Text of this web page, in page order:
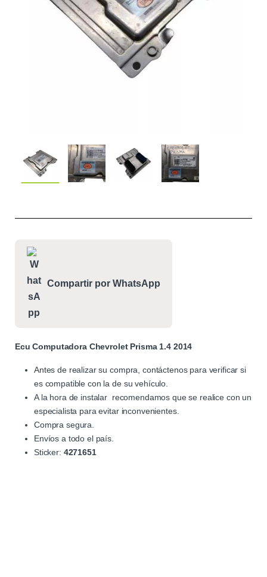
Compartir por WhatsApp
Ecu Computadora Chevrolet Prisma 1.4 2014
Antes de realizar su compra, contáctenos para verificar si
es compatible con la de su vehículo.
A la hora de instalar recomendamos que se realice con un
especialista para evitar inconvenientes.
Compra segura.
Envíos a todo el país.
Sticker: 4271651